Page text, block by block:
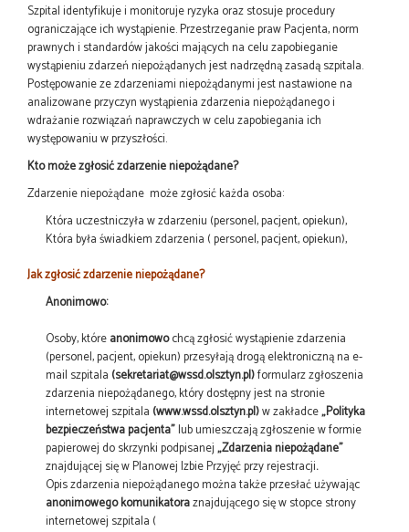
Szpital identyfikuje i monitoruje ryzyka oraz stosuje procedury
ograniczające ich wystąpienie. Przestrzeganie praw Pacjenta, norm
prawnych i standardów jakości mających na celu zapobieganie
wystąpieniu zdarzeń niepożądanych jest nadrzędną zasadą szpitala.
Postępowanie ze zdarzeniami niepożądanymi jest nastawione na
analizowane przyczyn wystąpienia zdarzenia niepożądanego i
wdrażanie rozwiązań naprawczych w celu zapobiegania ich
występowaniu w przyszłości.
Kto może zgłosić zdarzenie niepożądane?
Zdarzenie niepożądane może zgłosić każda osoba:
Która uczestniczyła w zdarzeniu (personel, pacjent, opiekun),
Która była świadkiem zdarzenia ( personel, pacjent, opiekun),
Jak zgłosić zdarzenie niepożądane?
Anonimowo:
Osoby, któreanonimowochcą zgłosić wystąpienie zdarzenia
(personel, pacjent, opiekun) przesyłają drogą elektroniczną na e-
mail szpitala (sekretariat@wssd.olsztyn.pl)formularz zgłoszenia
zdarzenia niepożądanego, który dostępny jest na stronie
internetowej szpitala (www.wssd.olsztyn.pl)w zakładce„Polityka
bezpieczeństwa pacjenta”lub umieszczają zgłoszenie w formie
papierowej do skrzynki podpisanej„Zdarzenia niepożądane”
znajdującej się w Planowej Izbie Przyjęć przy rejestracji.
Opis zdarzenia niepożądanego można także przesłać używając
anonimowego komunikatoraznajdującego się w stopce strony
internetowej szpitala (